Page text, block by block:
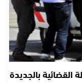
بالجديدة